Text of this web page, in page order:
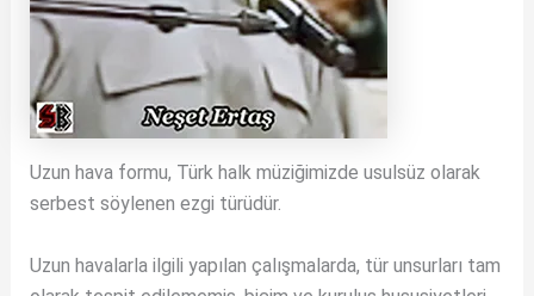
Uzun hava formu, Türk halk müziğimizde usulsüz olarak
serbest söylenen ezgi türüdür.
Uzun havalarla ilgili yapılan çalışmalarda, tür unsurları tam